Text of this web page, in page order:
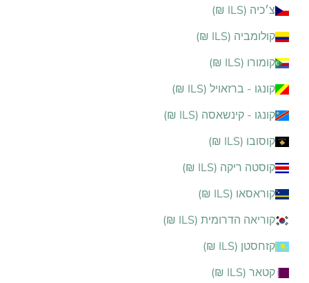
צ׳כיה (ILS ₪)
קולומביה (ILS ₪)
קומורו (ILS ₪)
קונגו - ברזאויל (ILS ₪)
קונגו - קינשאסה (ILS ₪)
קוסובו (ILS ₪)
קוסטה ריקה (ILS ₪)
קוראסאו (ILS ₪)
קוריאה הדרומית (ILS ₪)
קזחסטן (ILS ₪)
קטאר (ILS ₪)